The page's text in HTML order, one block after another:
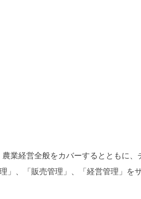
業経営全般をカバーするとともに
、「販売管理」、「経営管理」を